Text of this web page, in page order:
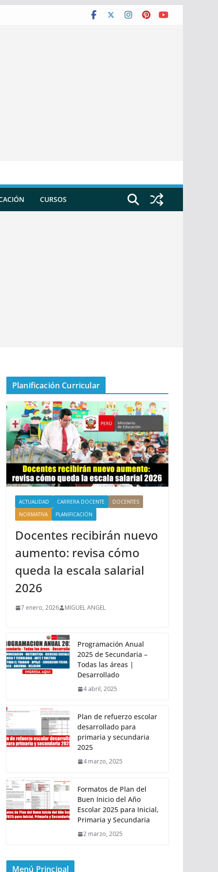
CURSOS
Planificación Curricular
ACTUALIDAD CARRERA DOCENTE
DOCENTES
NORMATIVA
PLANIFICACIÓN
Docentes recibirán nuevo
aumento: revisa cómo
queda la escala salarial
2026
7 enero, 2026 MIGUEL ANGEL
Programación Anual
2025 de Secundaria –
Todas las áreas |
Desarrollado
4 abril, 2025
Plan de refuerzo escolar
desarrollado para
primaria y secundaria
2025
4 marzo, 2025
Formatos de Plan del
Buen Inicio del Año
Escolar 2025 para Inicial,
Primaria y Secundaria
2 marzo, 2025
Menú Principal